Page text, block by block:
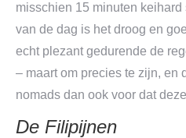
misschien 15 minuten keihard
van de dag is het droog en
echt plezant gedurende de
– maart om precies te zijn, en
nomads dan ook voor dat
De Filipijnen